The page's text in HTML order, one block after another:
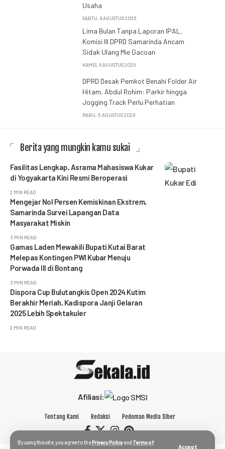
By using this site, you agree to thePrivacy Policyand Terms of
Accept
Usaha
SABTU, 8 AGUSTUS 2026
Lima Bulan Tanpa Laporan IPAL,
Komisi III DPRD Samarinda Ancam
Sidak Ulang Mie Gacoan
KAMIS, 6 AGUSTUS 2026
DPRD Desak Pemkot Benahi Folder Air
Hitam, Abdul Rohim: Parkir hingga
Jogging Track Perlu Perhatian
RABU, 5 AGUSTUS 2026
Berita yang mungkin kamu sukai
Fasilitas Lengkap, Asrama Mahasiswa Kukar
di Yogyakarta Kini Resmi Beroperasi
2 MIN READ
Mengejar Nol Persen Kemiskinan Ekstrem,
Samarinda Survei Lapangan Data
Masyarakat Miskin
3 MIN READ
Gamas Laden Mewakili Bupati Kutai Barat
Melepas Kontingen PWI Kubar Menuju
Porwada III di Bontang
3 MIN READ
Dispora Cup Bulutangkis Open 2024 Kutim
Berakhir Meriah, Kadispora Janji Gelaran
2025 Lebih Spektakuler
2 MIN READ
Afiliasi:
Tentang Kami Redaksi Pedoman Media Siber